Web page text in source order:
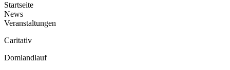
Startseite
News
Veranstaltungen
Caritativ
Domlandlauf